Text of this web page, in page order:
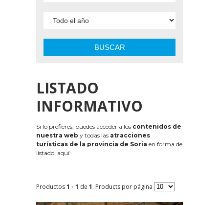
BUSCAR
LISTADO
INFORMATIVO
Si lo prefieres, puedes acceder a los contenidos de
nuestra web y todas las atracciones
turísticas de la provincia de Soria en forma de
listado, aquí:
Productos1 - 1 de 1. Products por página